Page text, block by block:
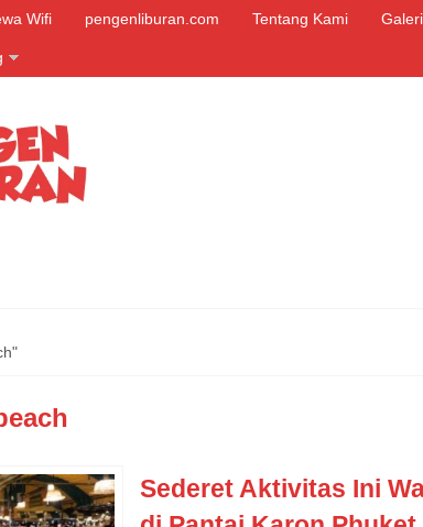
Wifi pengenliburan.com Tentang Kami Galeri
Sederet Aktivitas Ini